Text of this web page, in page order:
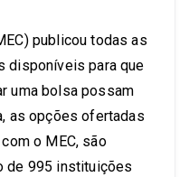
publicou todas as
disponíveis para que
uma bolsa possam
as opções ofertadas
o MEC, são
de 995 instituições